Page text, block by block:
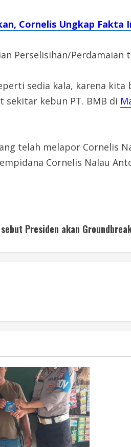
Cornelis Ungkap Fakta
Perselisihan/Perdamaian
sedia kala, karena
kebun PT. BMB di
telah melapor Cornelis
Cornelis Nalau
sebut Presiden akan